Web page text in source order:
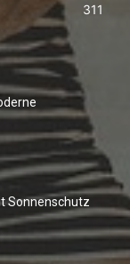
311
Sonnenschutz